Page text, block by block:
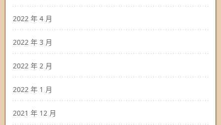
2022 年 4 月
2022 年 3 月
2022 年 2 月
2022 年 1 月
2021 年 12 月